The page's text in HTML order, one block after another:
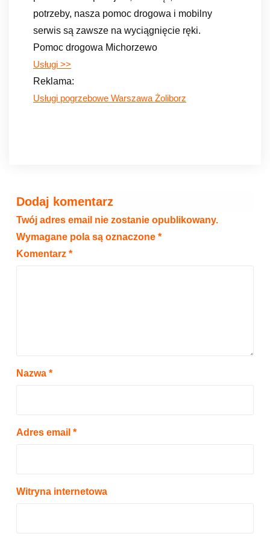
potrzeby, nasza pomoc drogowa i mobilny
serwis są zawsze na wyciągnięcie ręki.
Pomoc drogowa Michorzewo
Usługi >>
Reklama:
Usługi pogrzebowe Warszawa Żoliborz
Dodaj komentarz
Twój adres email nie zostanie opublikowany.
Wymagane pola są oznaczone *
Komentarz *
Nazwa *
Adres email *
Witryna internetowa